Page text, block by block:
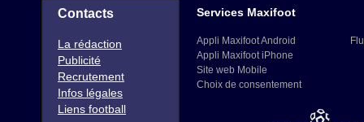
Contacts
La rédaction
Publicité
Recrutement
Infos légales
Liens football
Services Maxifoot
Appli Maxifoot Android
Appli Maxifoot iPhone
Site web Mobile
Choix de consentement